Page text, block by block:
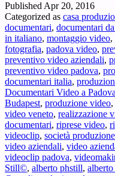
Video
e
Premium
Padova
Venezia
Verona
Vicenza
Treviso
Bologna
Milano
PublishedApr 20, 2016
Categorized as casa
documentari, documentari
in italiano, montaggio video,
fotografia, padova video,
preventivo video aziendali,
preventivo video padova,
documentari italia,
Documentari Video a
Budapest, produzione video,
video veneto, realizzazione
documentari, riprese video,
videoclip, società
video aziendali, video
videoclip padova,
Still©, alberto phstill,